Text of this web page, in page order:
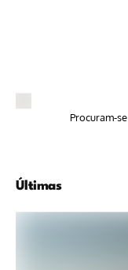
Procuram-
Últimas